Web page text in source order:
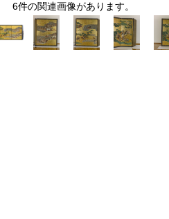
6件の関連画像があります。